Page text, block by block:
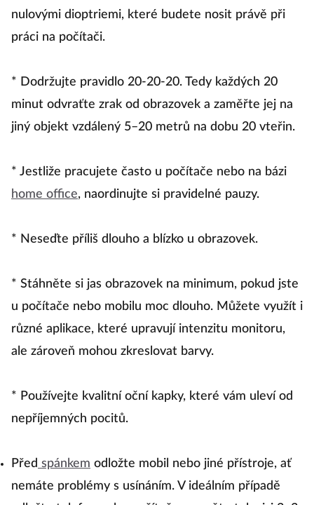
nulovými dioptriemi, které budete nosit právě při
práci na počítači.
* Dodržujte pravidlo 20-20-20. Tedy každých 20
minut odvraťte zrak od obrazovek a zaměřte jej na
jiný objekt vzdálený 5–20 metrů na dobu 20 vteřin.
* Jestliže pracujete často u počítače nebo na bázi
home office, naordinujte si pravidelné pauzy.
* Neseďte příliš dlouho a blízko u obrazovek.
* Stáhněte si jas obrazovek na minimum, pokud jste
u počítače nebo mobilu moc dlouho. Můžete využít i
různé aplikace, které upravují intenzitu monitoru,
ale zároveň mohou zkreslovat barvy.
* Používejte kvalitní oční kapky, které vám uleví od
nepříjemných pocitů.
Před spánkem odložte mobil nebo jiné přístroje, ať
nemáte problémy s usínáním. V ideálním případě